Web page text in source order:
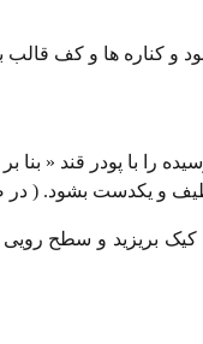
و کناره ها و کف
با پودر قند « بنا
و یکدست بشود. ( در
و سطح رویی